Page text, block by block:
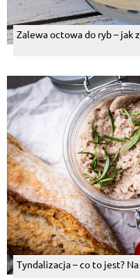
Zalewa octowa do ryb – jak
Tyndalizacja – co to jest?